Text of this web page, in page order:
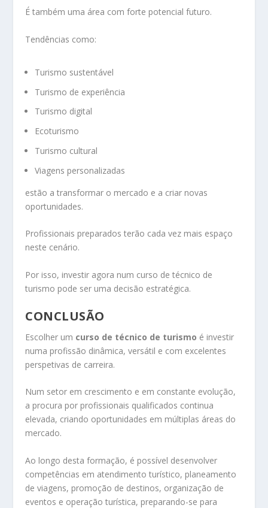
É também uma área com forte potencial futuro.
Tendências como:
Turismo sustentável
Turismo de experiência
Turismo digital
Ecoturismo
Turismo cultural
Viagens personalizadas
estão a transformar o mercado e a criar novas
oportunidades.
Profissionais preparados terão cada vez mais espaço
neste cenário.
Por isso, investir agora num curso de técnico de
turismo pode ser uma decisão estratégica.
CONCLUSÃO
Escolher um curso de técnico de turismo é investir
numa profissão dinâmica, versátil e com excelentes
perspetivas de carreira.
Num setor em crescimento e em constante evolução,
a procura por profissionais qualificados continua
elevada, criando oportunidades em múltiplas áreas do
mercado.
Ao longo desta formação, é possível desenvolver
competências em atendimento turístico, planeamento
de viagens, promoção de destinos, organização de
eventos e operação turística, preparando-se para